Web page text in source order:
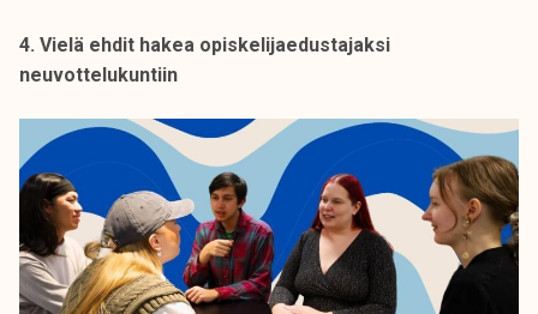
4. Vielä ehdit hakea opiskelijaedustajaksi
neuvottelukuntiin